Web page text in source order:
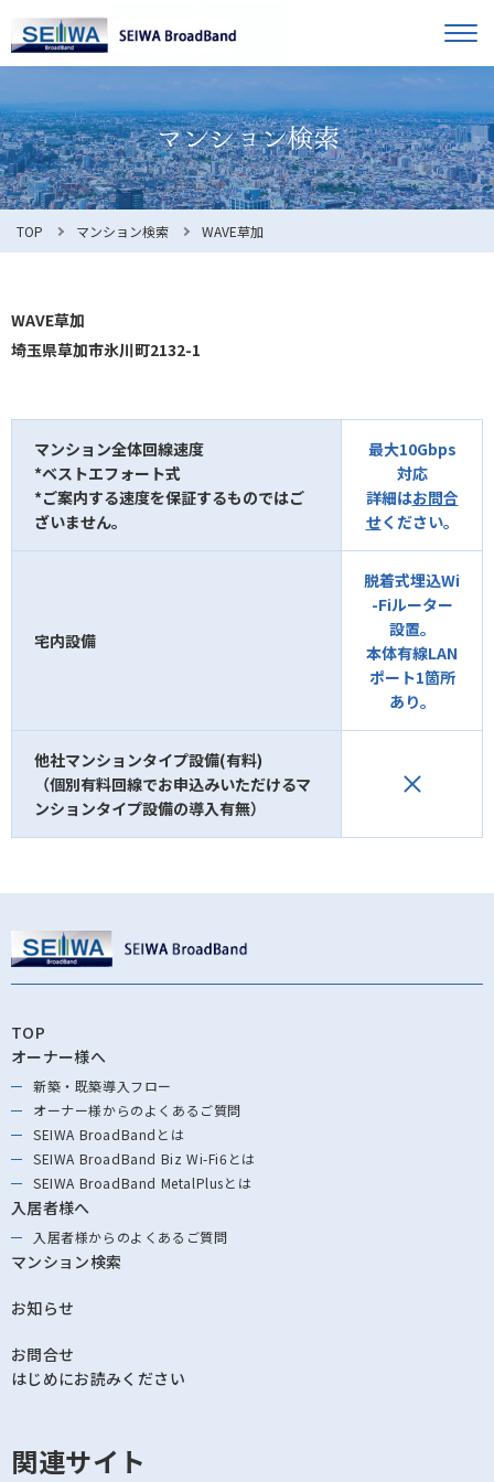
オーナー様へ
入居者様へ
お知らせ
利用規約
お問合せ マンション検索
TOP マンション検索 WAVE草加
WAVE草加
埼玉県草加市氷川町2132-1
マンション全体回線速度
*ベストエフォート式
*ご案内する速度を保証するものではご
ざいません。
最大10Gbps
対応
詳細はお問合
せください。
宅内設備
脱着式埋込Wi
-Fiルーター
設置。
本体有線LAN
ポート1箇所
あり。
他社マンションタイプ設備(有料)
（個別有料回線でお申込みいただけるマ
ンションタイプ設備の導入有無）
TOP
オーナー様へ
新築・既築導⼊フロー
オーナー様からのよくあるご質問
SEIWA BroadBandとは
SEIWA BroadBand Biz Wi-Fi6とは
SEIWA BroadBand MetalPlusとは
入居者様へ
入居者様からのよくあるご質問
マンション検索
お知らせ
お問合せ
はじめにお読みください
関連サイト